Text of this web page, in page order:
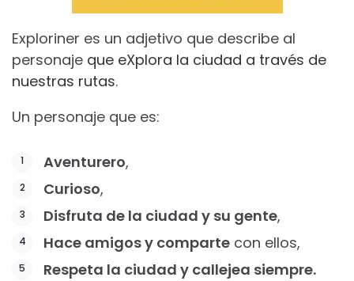
Exploriner es un adjetivo que describe al
personaje que eXplora la ciudad a través de
nuestras rutas.
Un personaje que es:
Aventurero,
Curioso,
Disfruta de la ciudad y su gente,
Hace amigos y comparte con ellos,
Respeta la ciudad y callejea siempre.